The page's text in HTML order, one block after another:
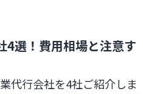
4選！費用相場と注意す
代行会社を4社ご紹介しま